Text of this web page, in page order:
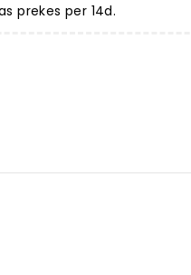
prekes per 14d.